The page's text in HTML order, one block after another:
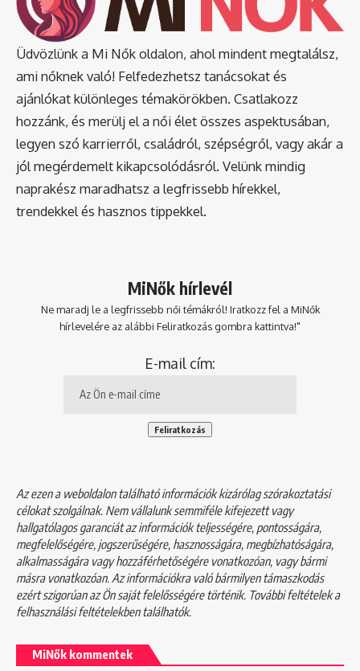
Üdvözlünk a Mi Nők oldalon, ahol mindent megtalálsz,
ami nőknek való! Felfedezhetsz tanácsokat és
ajánlókat különleges témakörökben. Csatlakozz
hozzánk, és merülj el a női élet összes aspektusában,
legyen szó karrierről, családról, szépségről, vagy akár a
jól megérdemelt kikapcsolódásról. Velünk mindig
naprakész maradhatsz a legfrissebb hírekkel,
trendekkel és hasznos tippekkel.
MiNők hírlevél
Ne maradj le a legfrissebb női témákról! Iratkozz fel a MiNők
hírlevelére az alábbi Feliratkozás gombra kattintva!"
E-mail cím:
Az ezen a weboldalon található információk kizárólag szórakoztatási
célokat szolgálnak. Nem vállalunk semmiféle kifejezett vagy
hallgatólagos garanciát az információk teljességére, pontosságára,
megfelelőségére, jogszerűségére, hasznosságára, megbízhatóságára,
alkalmasságára vagy hozzáférhetőségére vonatkozóan, vagy bármi
másra vonatkozóan. Az információkra való bármilyen támaszkodás
ezért szigorúan az Ön saját felelősségére történik. További feltételek a
felhasználási feltételekbentalálhatók.
MiNők kommentek